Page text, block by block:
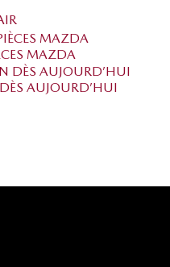
MAZDA
AUJOURD’HUI